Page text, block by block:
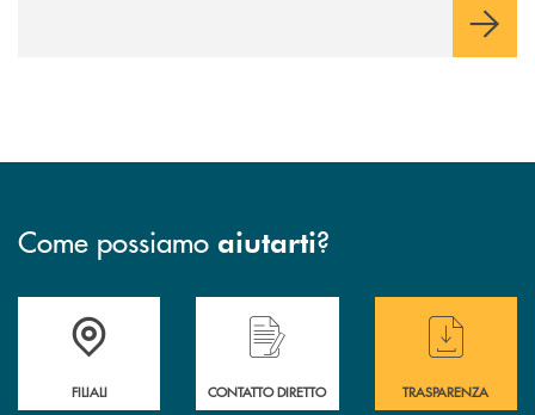
Come possiamo aiutarti?
Trova la filiale più vicina a te
FILIALI
Hai bisogno di assistenza immediata ?
CONTATTO DIRETTO
Hai bisogno di
TRASPARENZA